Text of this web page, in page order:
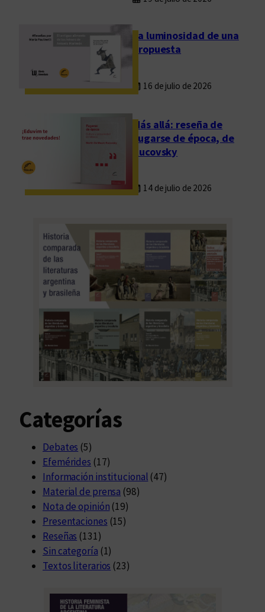
a
t
o
a
l
d
e
l
L
b
r
o
U
n
v
e
r
s
i
t
a
r
i
o
La luminosidad de una
propuesta
16 de julio de 2026
Más allá: reseña de
Fugarse de época, de
Rucovsky
14 de julio de 2026
Categorías
Debates (5)
Efemérides (17)
Información institucional (47)
Material de prensa (98)
Nota de opinión (19)
Presentaciones (15)
Reseñas (131)
Sin categoría (1)
Textos literarios (23)